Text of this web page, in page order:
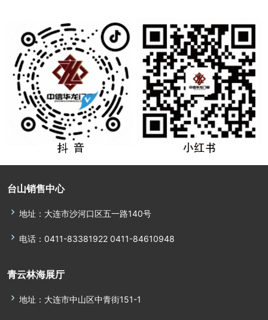
台山销售中心
地址：大连市沙河口区五一路140号
电话：0411-83381922 0411-84610948
青云林海展厅
地址：大连市中山区中青街151-1